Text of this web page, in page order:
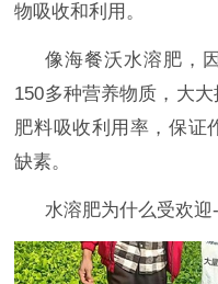
物吸收和利用。
像海餐沃水溶肥 ，
150多种营养物质，大
肥料吸收利用率，保证
缺素。
水溶肥为什么受欢